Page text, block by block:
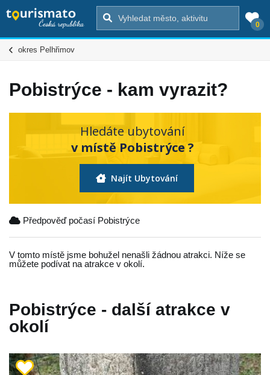
0
okres Pelhřimov
Pobistrýce - kam vyrazit?
Hledáte ubytování
v místě Pobistrýce ?
Najít Ubytování
Předpověď počasí Pobistrýce
V tomto místě jsme bohužel nenašli žádnou atrakci. Níže se
můžete podívat na atrakce v okolí.
Pobistrýce - další atrakce v
okolí